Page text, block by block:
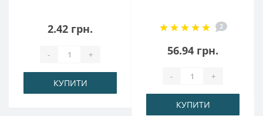
2.42 грн.
- +
КУПИТИ
2
56.94 грн.
- +
КУПИТИ